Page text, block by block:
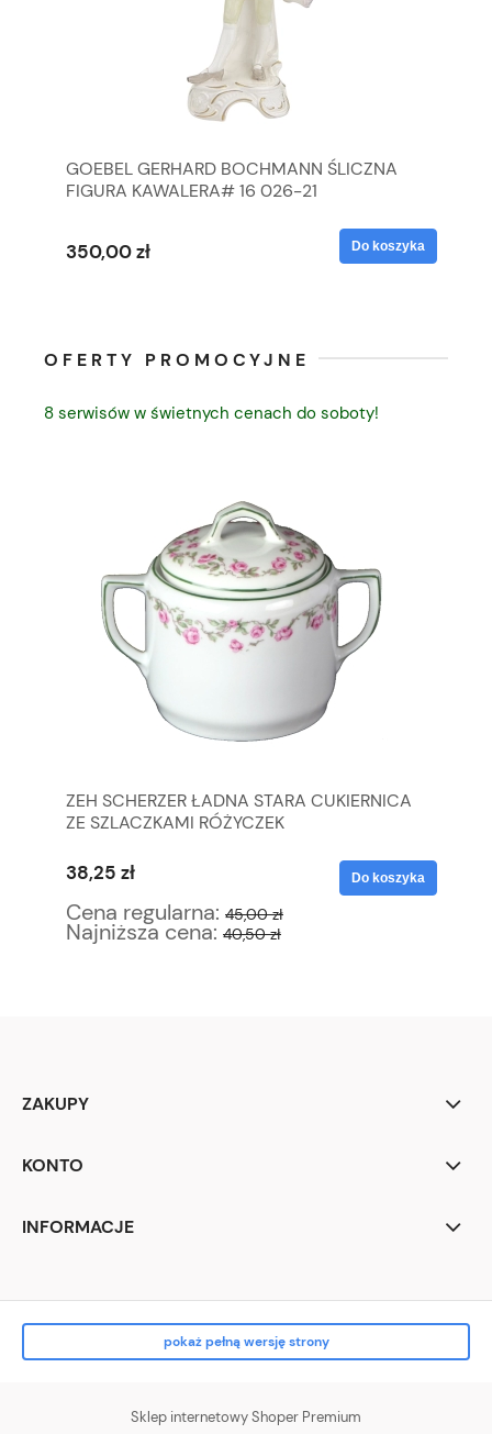
GOEBEL GERHARD BOCHMANN ŚLICZNA
FIGURA KAWALERA# 16 026-21
350,00 zł Do koszyka
OFERTY PROMOCYJNE
8 serwisów w świetnych cenach do soboty!
ZEH SCHERZER ŁADNA STARA CUKIERNICA
ZE SZLACZKAMI RÓŻYCZEK
38,25 zł
Cena regularna: 45,00 zł
Najniższa cena: 40,50 zł
Do koszyka
ZAKUPY
KONTO
INFORMACJE
pokaż pełną wersję strony
Sklep internetowy Shoper Premium